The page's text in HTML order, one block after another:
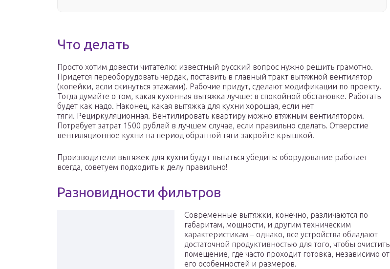
Что делать
Просто хотим довести читателю: известный русский вопрос нужно решить грамотно.
Придется переоборудовать чердак, поставить в главный тракт вытяжной вентилятор
(копейки, если скинуться этажами). Рабочие придут, сделают модификации по проекту.
Тогда думайте о том, какая кухонная вытяжка лучше: в спокойной обстановке. Работать
будет как надо. Наконец, какая вытяжка для кухни хорошая, если нет
тяги. Рециркуляционная. Вентилировать квартиру можно втяжным вентилятором.
Потребует затрат 1500 рублей в лучшем случае, если правильно сделать. Отверстие
вентиляционное кухни на период обратной тяги закройте крышкой.
Производители вытяжек для кухни будут пытаться убедить: оборудование работает
всегда, советуем подходить к делу правильно!
Разновидности фильтров
Современные вытяжки, конечно, различаются по
габаритам, мощности, и другим техническим
характеристикам – однако, все устройства обладают
достаточной продуктивностью для того, чтобы очистить
помещение, где часто проходит готовка, независимо от
его особенностей и размеров.